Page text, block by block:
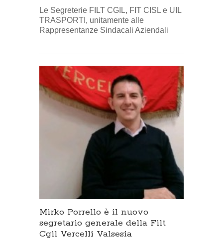
Le Segreterie FILT CGIL, FIT CISL e UIL
TRASPORTI, unitamente alle
Rappresentanze Sindacali Aziendali
Mirko Porrello è il nuovo
segretario generale della Filt
Cgil Vercelli Valsesia